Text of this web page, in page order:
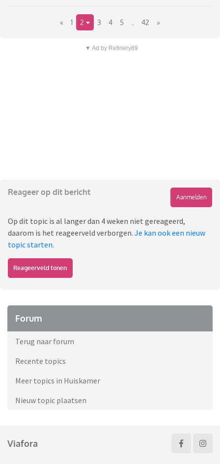
« 1 2 3 4 5 42 »
▼ Ad by Refinery89
Reageer op dit bericht
Aanmelden
Op dit topic is al langer dan 4 weken niet gereageerd,
daarom is het reageerveld verborgen. Je kan ook een nieuw
topic starten.
Reageerveld tonen
Forum
Terug naar forum
Recente topics
Meer topics in Huiskamer
Nieuw topic plaatsen
Viafora